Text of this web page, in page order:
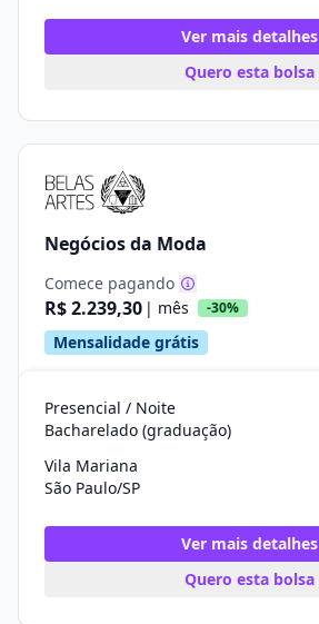
Ver mais detalhes
Quero esta bolsa
Negócios da Moda
Comece pagando
R$ 2.239,30 | mês -30%
Mensalidade grátis
Presencial / Noite
Bacharelado (graduação)
Vila Mariana
São Paulo/SP
Ver mais detalhes
Quero esta bolsa